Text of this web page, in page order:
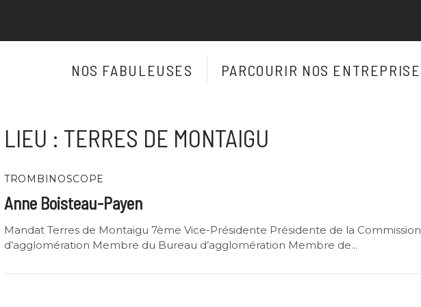
NOS FABULEUSES PARCOURIR NOS
LIEU : TERRES DE MONTAIGU
TROMBINOSCOPE
Anne Boisteau-Payen
Mandat Terres de Montaigu 7ème Vice-Présidente Présidente de la
d’agglomération Membre du Bureau d’agglomération Membre de...